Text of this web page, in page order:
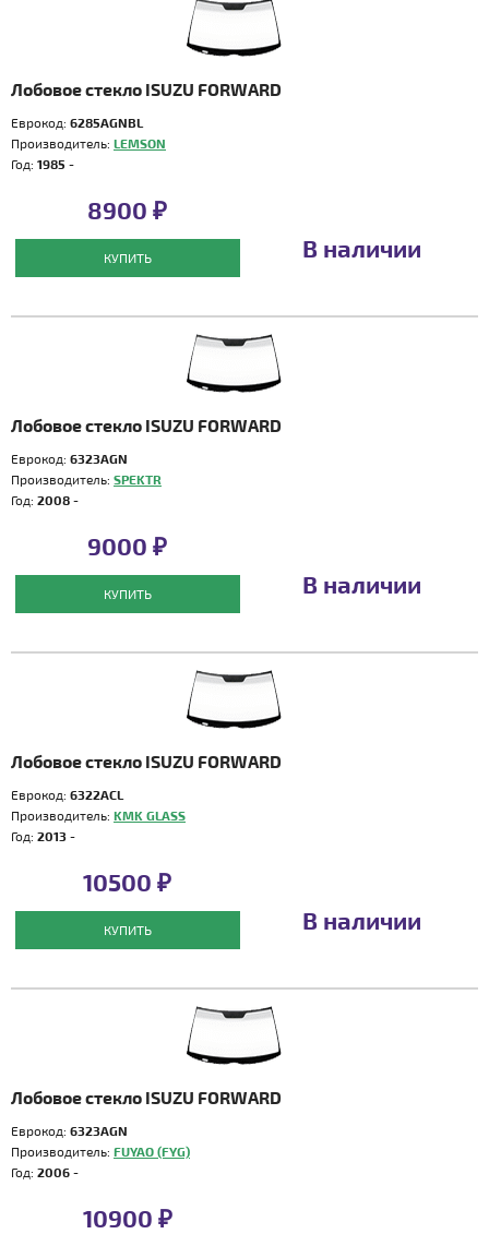
Лобовое стекло ISUZU FORWARD
Еврокод: 6285AGNBL
Производитель: LEMSON
Год: 1985 -
8900 ₽
КУПИТЬ В наличии
Лобовое стекло ISUZU FORWARD
Еврокод: 6323AGN
Производитель: SPEKTR
Год: 2008 -
9000 ₽
КУПИТЬ В наличии
Лобовое стекло ISUZU FORWARD
Еврокод: 6322ACL
Производитель: KMK GLASS
Год: 2013 -
10500 ₽
КУПИТЬ В наличии
Лобовое стекло ISUZU FORWARD
Еврокод: 6323AGN
Производитель: FUYAO (FYG)
Год: 2006 -
10900 ₽